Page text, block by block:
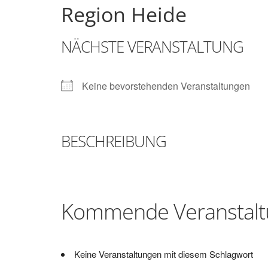
Brunsbüttel
Der
zum
Basteln,
und
Klönen
Region Heide
NÄCHSTE VERANSTALTUNG
Keine bevorstehenden Veranstaltungen
BESCHREIBUNG
Kommende
Keine Veranstaltungen mit diesem Schlagwort